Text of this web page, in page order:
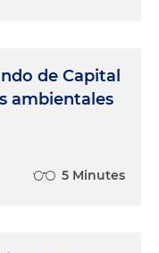
de Capital
ambientales
5 Minutes